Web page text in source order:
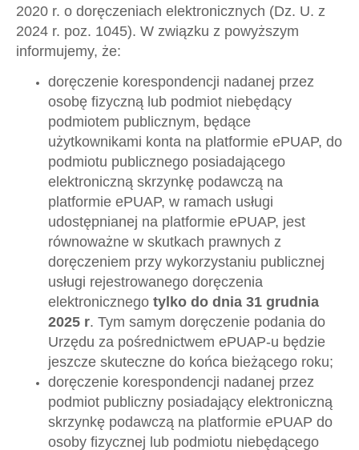
2020 r. o doręczeniach elektronicznych (Dz. U. z
2024 r. poz. 1045). W związku z powyższym
informujemy, że:
doręczenie korespondencji nadanej przez
osobę fizyczną lub podmiot niebędący
podmiotem publicznym, będące
użytkownikami konta na platformie ePUAP, do
podmiotu publicznego posiadającego
elektroniczną skrzynkę podawczą na
platformie ePUAP, w ramach usługi
udostępnianej na platformie ePUAP, jest
równoważne w skutkach prawnych z
doręczeniem przy wykorzystaniu publicznej
usługi rejestrowanego doręczenia
elektronicznego tylko do dnia 31 grudnia
2025 r. Tym samym doręczenie podania do
Urzędu za pośrednictwem ePUAP-u będzie
jeszcze skuteczne do końca bieżącego roku;
doręczenie korespondencji nadanej przez
podmiot publiczny posiadający elektroniczną
skrzynkę podawczą na platformie ePUAP do
osoby fizycznej lub podmiotu niebędącego